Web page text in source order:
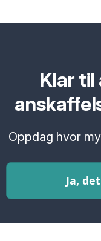
Klar
Oppdag hvor
Ja,